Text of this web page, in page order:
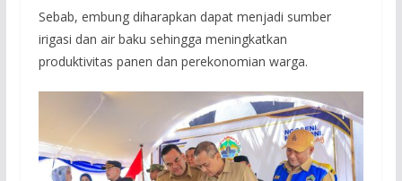
Sebab, embung diharapkan dapat menjadi sumber
irigasi dan air baku sehingga meningkatkan
produktivitas panen dan perekonomian warga.